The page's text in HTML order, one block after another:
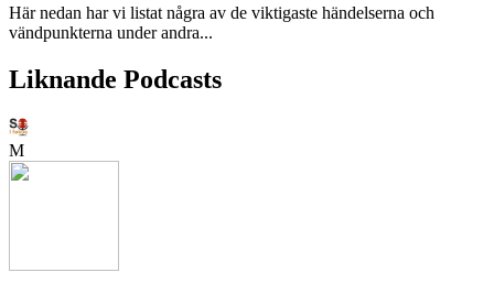
Här nedan har vi listat några av de viktigaste händelserna och
vändpunkterna under andra...
Liknande Podcasts
M